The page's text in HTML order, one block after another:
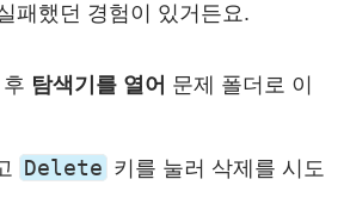
패했던 경험이 있거든요.
탐색기를 열어 문제 폴더로 이
Delete 키를 눌러 삭제를 시도